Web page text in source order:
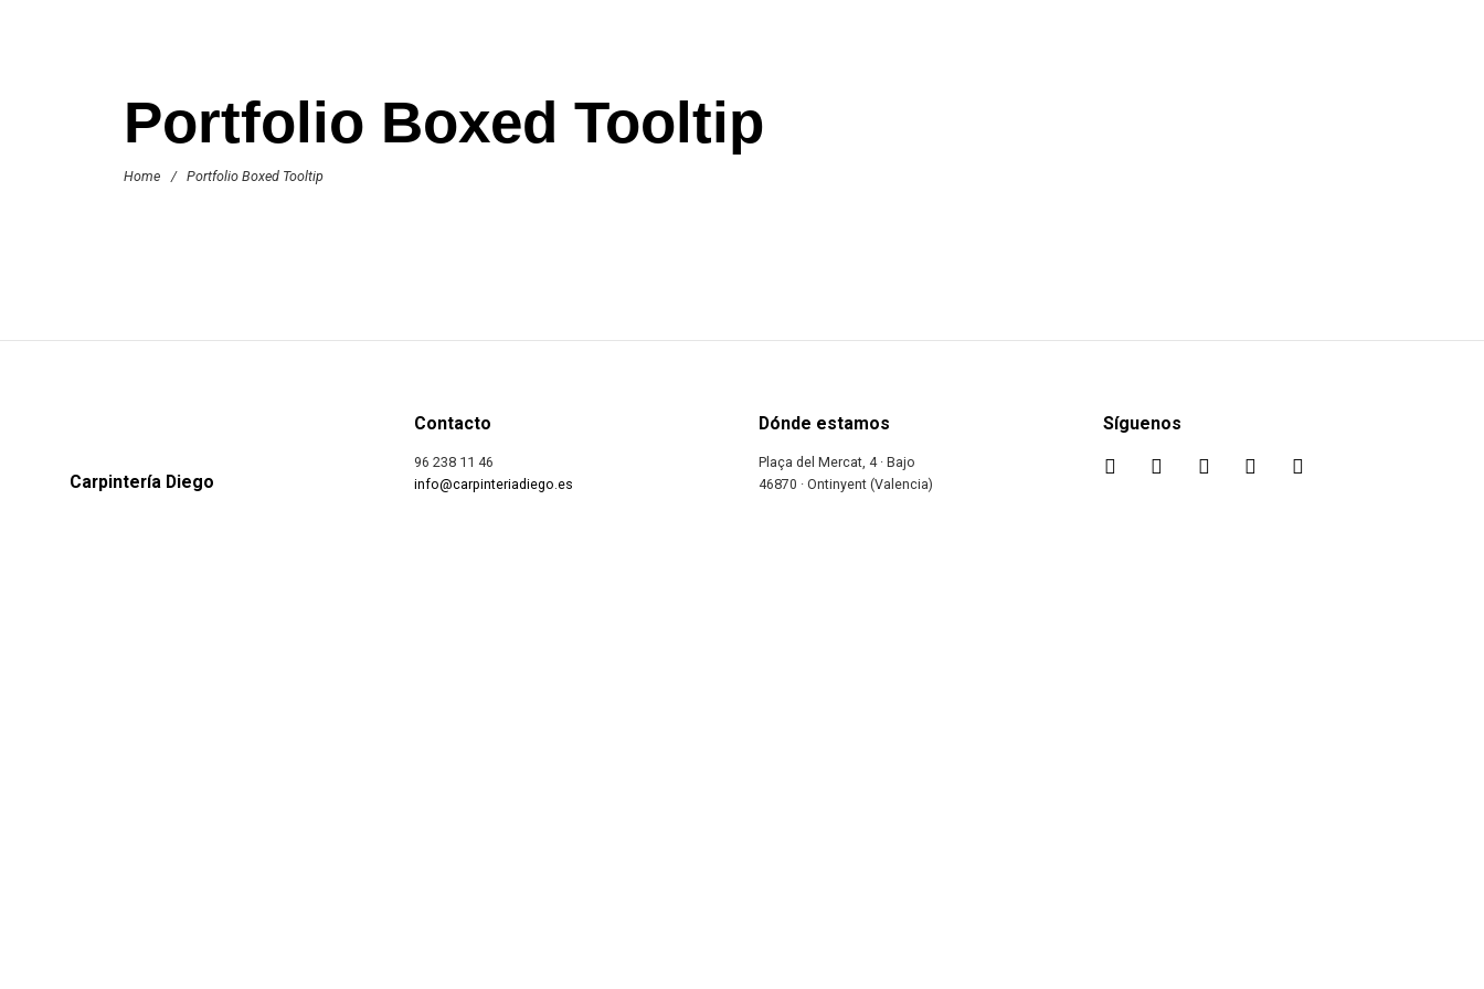
Portfolio Boxed Tooltip
Home / Portfolio Boxed Tooltip
Carpintería Diego
Contacto
96 238 11 46
info@carpinteriadiego.es
Dónde estamos
Plaça del Mercat, 4 · Bajo
46870 · Ontinyent (Valencia)
Síguenos